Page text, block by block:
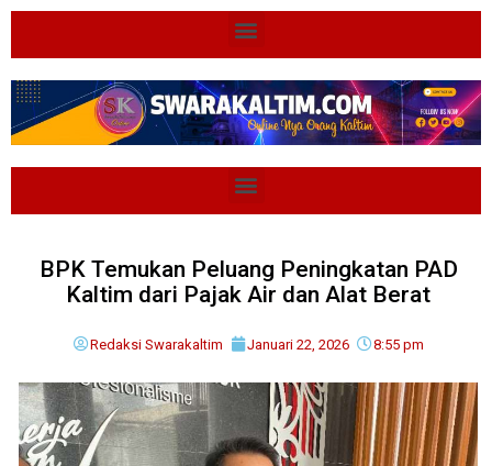
BPK Temukan Peluang Peningkatan PAD
Kaltim dari Pajak Air dan Alat Berat
Redaksi Swarakaltim Januari 22, 2026 8:55 pm